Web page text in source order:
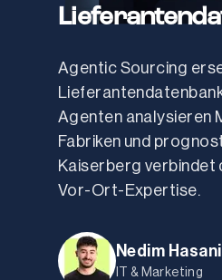
Agentic Sourcing
Agenten analysieren
Fabriken und
Kaiserberg verbindet
Vor-Ort-Expertise.
Nedim Hasani
IT & Marketing